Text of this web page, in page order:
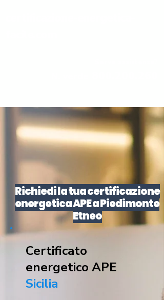
Richiedi la tua certificazione
energetica APE a Piedimonte
Etneo
Certificato
energetico APE
Sicilia